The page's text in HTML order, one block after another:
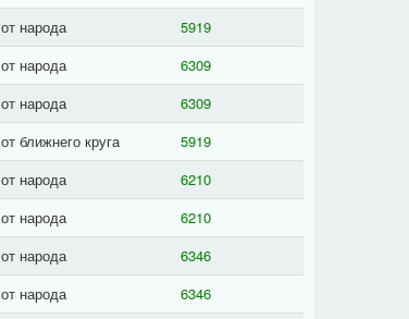
от народа
5919
от народа
6309
от народа
6309
от ближнего круга
5919
от народа
6210
от народа
6210
от народа
6346
от народа
6346